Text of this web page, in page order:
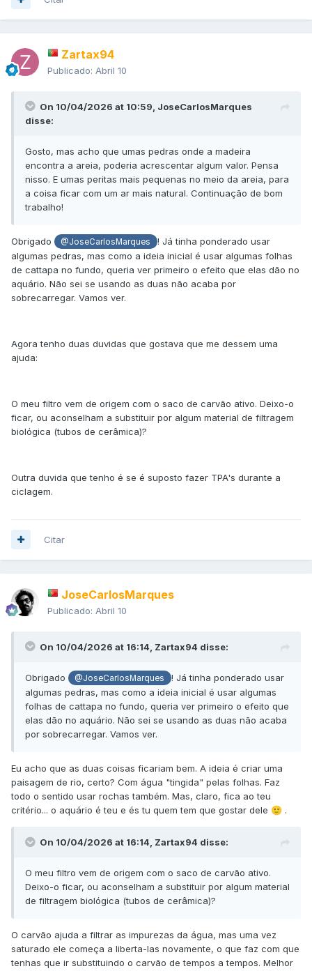
Zartax94
Publicado: Abril 10
On 10/04/2026 at 10:59, JoseCarlosMarques
disse:
Gosto, mas acho que umas pedras onde a madeira
encontra a areia, poderia acrescentar algum valor. Pensa
nisso. E umas peritas mais pequenas no meio da areia, para
a coisa ficar com um ar mais natural. Continuação de bom
trabalho!
Obrigado @JoseCarlosMarques
! Já tinha ponderado usar
algumas pedras, mas como a ideia inicial é usar algumas folhas
de cattapa no fundo, queria ver primeiro o efeito que elas dão no
aquário. Não sei se usando as duas não acaba por
sobrecarregar. Vamos ver.
Agora tenho duas duvidas que gostava que me dessem uma
ajuda:
O meu filtro vem de origem com o saco de carvão ativo. Deixo-o
ficar, ou aconselham a substituir por algum material de filtragem
biológica (tubos de cerâmica)?
Outra duvida que tenho é se é suposto fazer TPA's durante a
ciclagem.
Citar
JoseCarlosMarques
Publicado: Abril 10
On 10/04/2026 at 16:14, Zartax94 disse:
Obrigado @JoseCarlosMarques
! Já tinha ponderado usar
algumas pedras, mas como a ideia inicial é usar algumas
folhas de cattapa no fundo, queria ver primeiro o efeito que
elas dão no aquário. Não sei se usando as duas não acaba
por sobrecarregar. Vamos ver.
Eu acho que as duas coisas ficariam bem. A ideia é criar uma
paisagem de rio, certo? Com água "tingida" pelas folhas. Faz
todo o sentido usar rochas também. Mas, claro, fica ao teu
critério... o aquário é teu e és tu quem tem que gostar dele 🙂 .
On 10/04/2026 at 16:14, Zartax94 disse:
O meu filtro vem de origem com o saco de carvão ativo.
Deixo-o ficar, ou aconselham a substituir por algum material
de filtragem biológica (tubos de cerâmica)?
O carvão ajuda a filtrar as impurezas da água, mas uma vez
saturado ele começa a liberta-las novamente, o que faz com que
tenhas que ir substituindo o carvão de tempos a tempos. Melhor